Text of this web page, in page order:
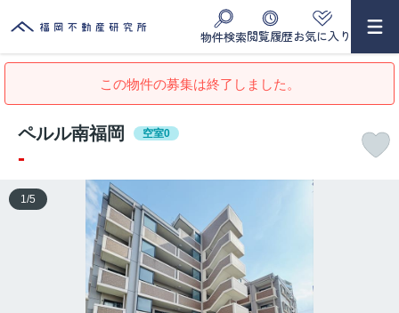
物件検索閲覧履歴お気に入り
この物件の募集は終了しました。
ペルル南福岡 空室0
-
1 /5